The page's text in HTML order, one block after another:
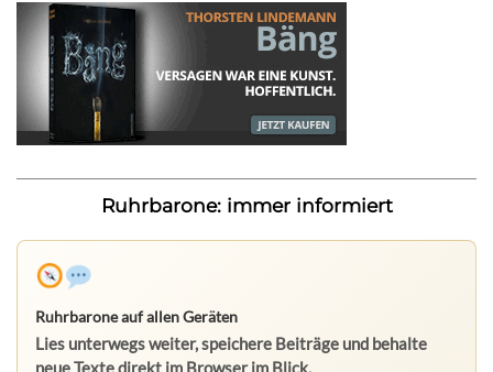
Ruhrbarone: immer informiert
Ruhrbarone auf allen Geräten
Lies unterwegs weiter, speichere Beiträge und behalte
neue Texte direkt im Browser im Blick.